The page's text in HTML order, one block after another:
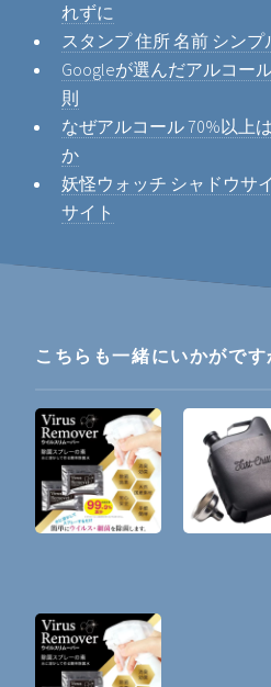
れずに
スタンプ 住所 名前 シン
Googleが選んだアルコー
則
なぜアルコール 70%以上
か
妖怪ウォッチ シャドウサ
サイト
こちらも一緒にいかがです